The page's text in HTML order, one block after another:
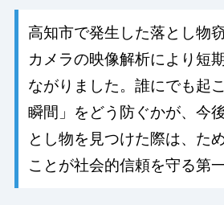
高知市で発生した落とし物
カメラの映像解析により短
ながりました。誰にでも起
瞬間」をどう防ぐかが、今
とし物を見つけた際は、た
ことが社会的信頼を守る第